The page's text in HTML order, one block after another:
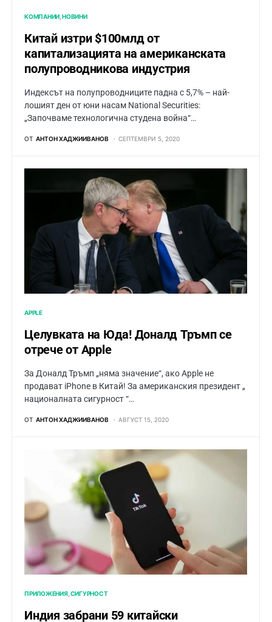
КОМПАНИИ НОВИНИ
Китай изтри $100млд от
капитализацията на американската
полупроводникова индустрия
Индексът на полупроводниците падна с 5,7% – най-
лошият ден от юни насам National Securities:
„Започваме технологична студена война“…
ОТ АНТОН ХАДЖИИВАНОВ СЕПТЕМВРИ 5, 2020
APPLE
Целувката на Юда! Доналд Тръмп се
отрече от Apple
За Доналд Тръмп „няма значение“, ако Apple не
продават iPhone в Китай! За американския президент „
националната сигурност “…
ОТ АНТОН ХАДЖИИВАНОВ АВГУСТ 15, 2020
ПРИЛОЖЕНИЯ СИГУРНОСТ
Индия забрани 59 китайски